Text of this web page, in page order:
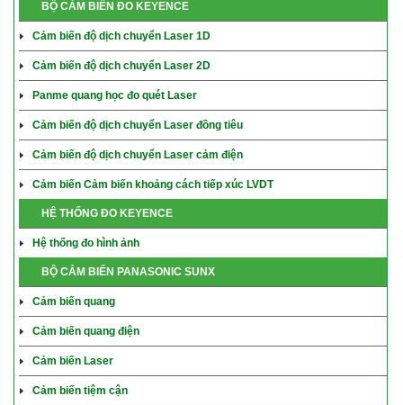
BỘ CẢM BIẾN ĐO KEYENCE
Cảm biến độ dịch chuyển Laser 1D
Cảm biến độ dịch chuyển Laser 2D
Panme quang học đo quét Laser
Cảm biến độ dịch chuyển Laser đồng tiêu
Cảm biến độ dịch chuyển Laser cảm điện
Cảm biến Cảm biến khoảng cách tiếp xúc LVDT
HỆ THỐNG ĐO KEYENCE
Hệ thống đo hình ảnh
BỘ CẢM BIẾN PANASONIC SUNX
Cảm biến quang
Cảm biến quang điện
Cảm biến Laser
Cảm biến tiệm cận